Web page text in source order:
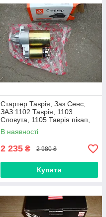
Стартер Таврія, Заз Сенс,
ЗАЗ 1102 Таврія, 1103
Словута, 1105 Таврія пікап,
Daewoo Sens (Дорожна
карта)
В наявності
2 235 ₴ 2 980 ₴
Купити